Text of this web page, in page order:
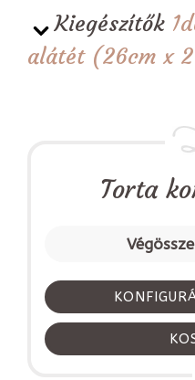
Kiegészítők
alátét (26cm x
Torta